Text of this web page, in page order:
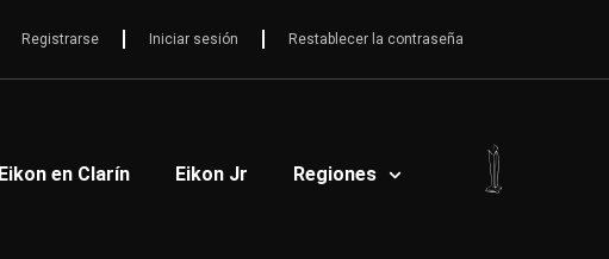
Registrarse Iniciar sesión Restablecer la contraseña
Eikon en Clarín Eikon Jr Regiones